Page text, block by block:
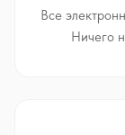
Все
Ничего